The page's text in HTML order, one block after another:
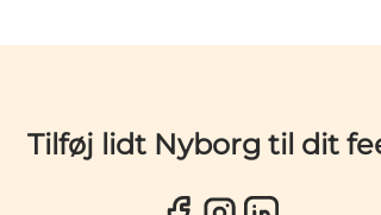
Tilføj lidt Nyborg til dit